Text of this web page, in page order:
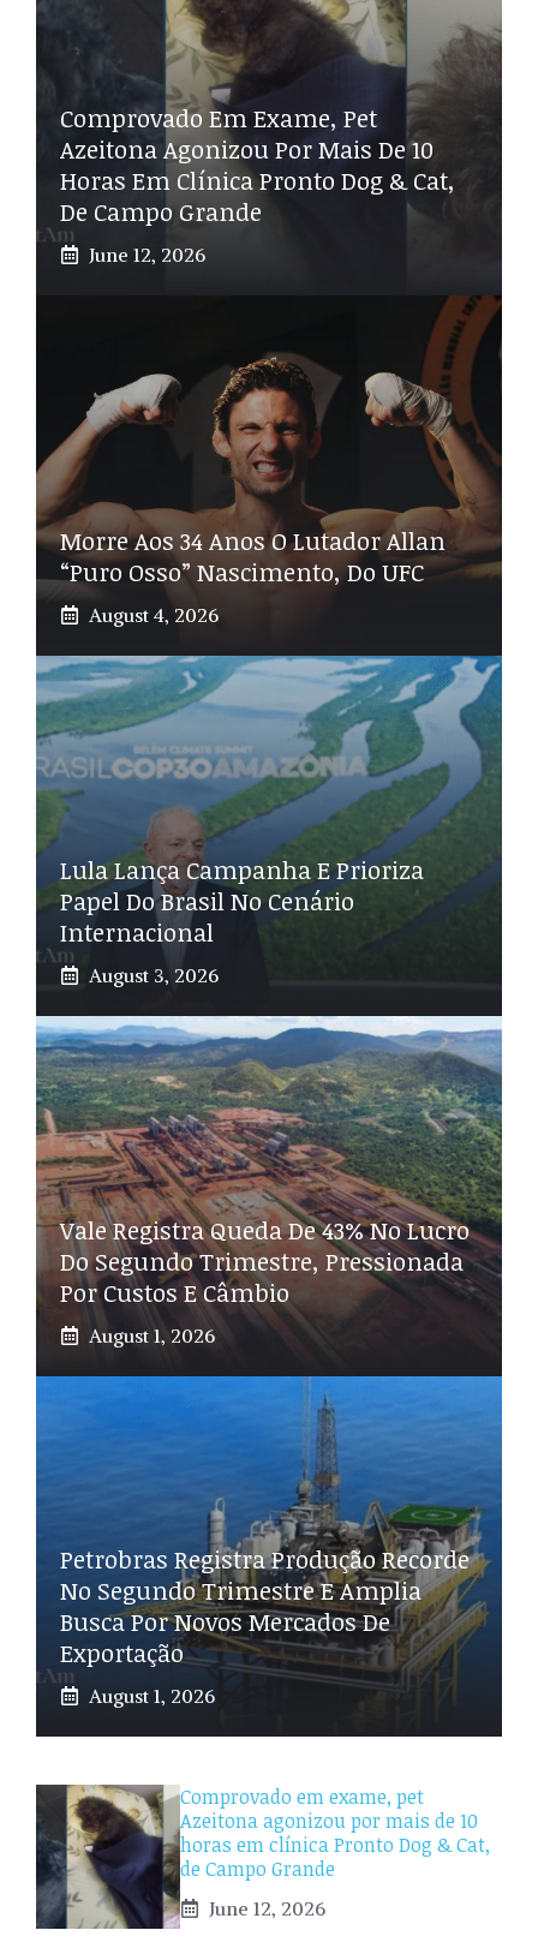
Comprovado Em Exame, Pet
Azeitona Agonizou Por Mais De 10
Horas Em Clínica Pronto Dog & Cat,
De Campo Grande
June 12, 2026
Morre Aos 34 Anos O Lutador Allan
“Puro Osso” Nascimento, Do UFC
August 4, 2026
Lula Lança Campanha E Prioriza
Papel Do Brasil No Cenário
Internacional
August 3, 2026
Vale Registra Queda De 43% No Lucro
Do Segundo Trimestre, Pressionada
Por Custos E Câmbio
August 1, 2026
Petrobras Registra Produção Recorde
No Segundo Trimestre E Amplia
Busca Por Novos Mercados De
Exportação
August 1, 2026
Comprovado em exame, pet
Azeitona agonizou por mais de 10
horas em clínica Pronto Dog & Cat,
de Campo Grande
June 12, 2026